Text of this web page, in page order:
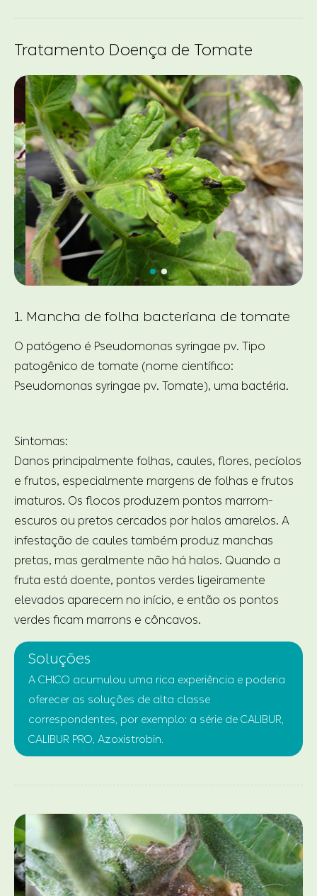
Tratamento Doença de Tomate
1. Mancha de folha bacteriana de tomate
O patógeno é Pseudomonas syringae pv. Tipo
patogênico de tomate (nome científico:
Pseudomonas syringae pv. Tomate), uma bactéria.
Sintomas:
Danos principalmente folhas, caules, flores, pecíolos
e frutos, especialmente margens de folhas e frutos
imaturos. Os flocos produzem pontos marrom-
escuros ou pretos cercados por halos amarelos. A
infestação de caules também produz manchas
pretas, mas geralmente não há halos. Quando a
fruta está doente, pontos verdes ligeiramente
elevados aparecem no início, e então os pontos
verdes ficam marrons e côncavos.
Soluções
A CHICO acumulou uma rica experiência e poderia
oferecer as soluções de alta classe
correspondentes, por exemplo: a série de CALIBUR,
CALIBUR PRO, Azoxistrobin.